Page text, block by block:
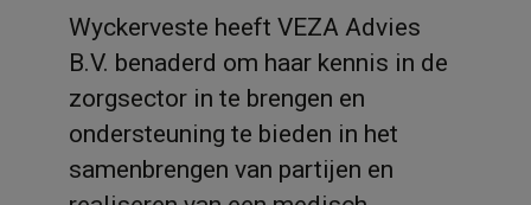
Wyckerveste heeft VEZA Advies
B.V. benaderd om haar kennis in de
zorgsector in te brengen en
ondersteuning te bieden in het
samenbrengen van partijen en